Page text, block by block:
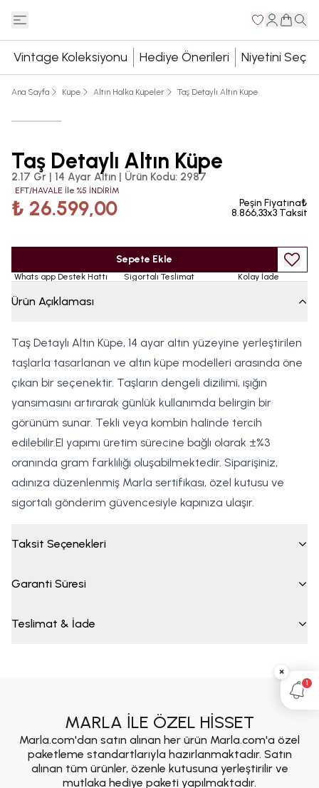
Vintage Koleksiyonu Hediye Önerileri Niyetini Seç
Ana Sayfa Küpe Altın Halka Küpeler Taş Detaylı Altın Küpe
Taş Detaylı Altın Küpe
2.17 Gr | 14 Ayar Altın | Ürün Kodu: 2987
EFT/HAVALE İle %5 İNDİRİM
₺ 26.599,00
Peşin Fiyatına₺
8.866,33x3 Taksit
Sepete Ekle
Whats app Destek Hattı Sigortalı Teslimat Kolay İade
Ürün Açıklaması
Taş Detaylı Altın Küpe, 14 ayar altın yüzeyine yerleştirilen
taşlarla tasarlanan ve altın küpe modelleri arasında öne
çıkan bir seçenektir. Taşların dengeli dizilimi, ışığın
yansımasını artırarak günlük kullanımda belirgin bir
görünüm sunar. Tekli veya kombin halinde tercih
edilebilir.El yapımı üretim sürecine bağlı olarak ±%3
oranında gram farklılığı oluşabilmektedir. Siparişiniz,
adınıza düzenlenmiş Marla sertifikası, özel kutusu ve
sigortalı gönderim güvencesiyle kapınıza ulaşır.
Taksit Seçenekleri
Garanti Süresi
Teslimat & İade
MARLA İLE ÖZEL HİSSET
Marla.com'dan satın alınan her ürün Marla.com'a özel
paketleme standartlarıyla hazırlanmaktadır. Satın
alınan tüm ürünler, özenle kutusuna yerleştirilir ve
mutlaka hediye paketi yapılmaktadır.
×
1